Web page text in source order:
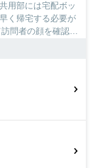
用部には宅配ボッ
く帰宅する必要が
問者の顔を確認す
はいつでも気持ち
淀川区エリアや阪
見つかることでし